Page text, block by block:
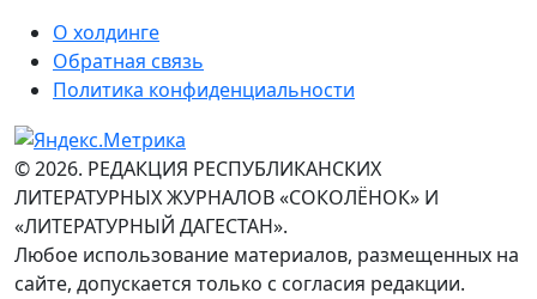
О холдинге
Обратная связь
Политика конфиденциальности
© 2026. РЕДАКЦИЯ РЕСПУБЛИКАНСКИХ
ЛИТЕРАТУРНЫХ ЖУРНАЛОВ «СОКОЛЁНОК» И
«ЛИТЕРАТУРНЫЙ ДАГЕСТАН».
Любое использование материалов, размещенных на
сайте, допускается только с согласия редакции.